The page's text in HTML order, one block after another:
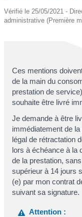
Vérifié le 25/05/2021 -
administrative (Première
Ces mentions
de la main du
prestation de
souhaite être livré
Je demandeà être
immédiatement de
légal de rétractation
lors à échéance à la
de la prestation,
supérieur à 14 jours
(e) par mon contrat
suivant sa signature.
Attention :